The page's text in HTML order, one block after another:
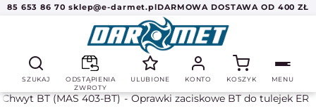
85 653 86 70 sklep@e-darmet.plDARMOWA DOSTAWA OD 400 ZŁ
SZUKAJ
ODSTĄPIENIA
ZWROTY
ULUBIONE KONTO KOSZYK MENU
Chwyt BT (MAS 403-BT) Oprawki zaciskowe BT do tulejek ER